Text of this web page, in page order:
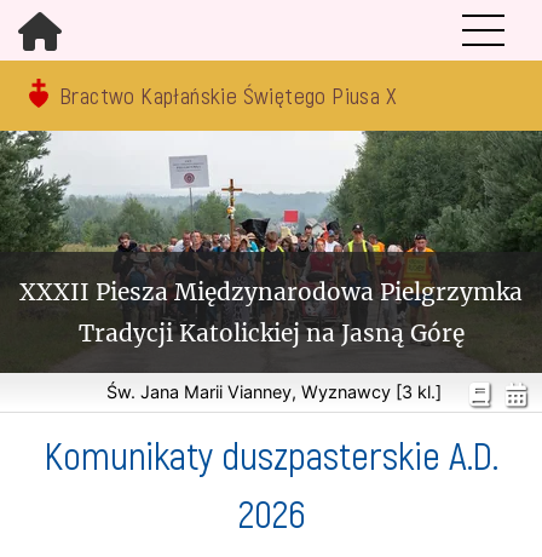
Bractwo Kapłańskie Świętego Piusa X
XXXII Piesza Międzynarodowa Pielgrzymka
Tradycji Katolickiej na Jasną Górę
Św. Jana Marii Vianney, Wyznawcy [3 kl.]
Komunikaty duszpasterskie A.D.
2026